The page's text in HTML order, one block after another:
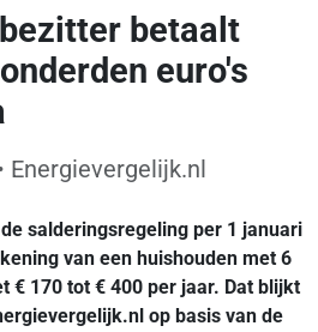
betaalt
euro's
Energievergelijk.nl
salderingsregeling per 1 januari
van een huishouden met 6
€ 170 tot € 400 per jaar. Dat blijkt
op basis van de